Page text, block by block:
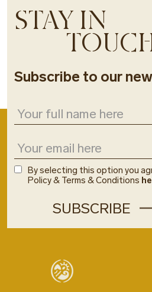
STAY IN
Subscribe to our
By selecting this option you
Policy & Terms & Conditions